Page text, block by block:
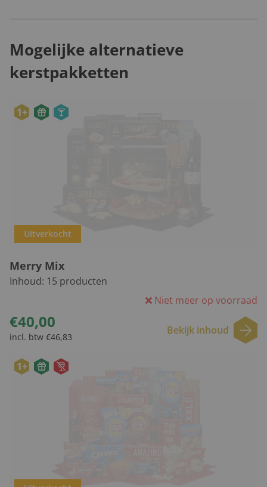
Mogelijke alternatieve
kerstpakketten
1+
Uitverkocht
Merry Mix
Inhoud: 15 producten
Niet meer op voorraad
€40,00
incl. btw €46,83
Bekijk inhoud
1+